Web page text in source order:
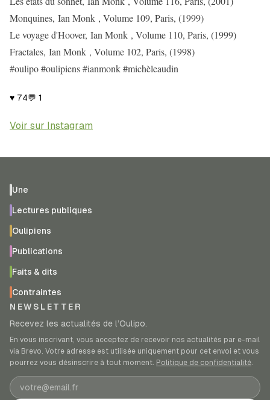
Monquines, Ian Monk , Volume 109, Paris, (1999)
Le voyage d'Hoover, Ian Monk , Volume 110, Paris, (1999)
Fractales, Ian Monk , Volume 102, Paris, (1998)
#oulipo #oulipiens #ianmonk #michèleaudin
♥ 74💬 1
Voir sur Instagram
Une
Lectures publiques
Oulipiens
Publications
Faits & dits
Contraintes
NEWSLETTER
Recevez les actualités de l’Oulipo.
En vous inscrivant, vous acceptez de recevoir nos actualités par e-mail
via Brevo. Votre adresse est utilisée uniquement pour cet envoi et vous
pourrez vous désinscrire à tout moment. Politique de confidentialité.
Adresse e-mail